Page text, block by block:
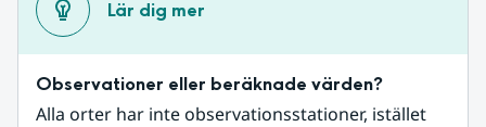
Lär dig mer
Observationer eller beräknade värden?
Alla orter har inte observationsstationer, istället